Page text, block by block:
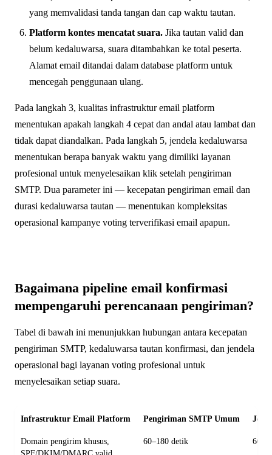
yang memvalidasi tanda tangan dan cap waktu tautan.
Platform kontes mencatat suara. Jika tautan valid dan
belum kedaluwarsa, suara ditambahkan ke total peserta.
Alamat email ditandai dalam database platform untuk
mencegah penggunaan ulang.
Pada langkah 3, kualitas infrastruktur email platform
menentukan apakah langkah 4 cepat dan andal atau lambat dan
tidak dapat diandalkan. Pada langkah 5, jendela kedaluwarsa
menentukan berapa banyak waktu yang dimiliki layanan
profesional untuk menyelesaikan klik setelah pengiriman
SMTP. Dua parameter ini — kecepatan pengiriman email dan
durasi kedaluwarsa tautan — menentukan kompleksitas
operasional kampanye voting terverifikasi email apapun.
Bagaimana pipeline email konfirmasi
mempengaruhi perencanaan pengiriman?
Tabel di bawah ini menunjukkan hubungan antara kecepatan
pengiriman SMTP, kedaluwarsa tautan konfirmasi, dan jendela
operasional bagi layanan voting profesional untuk
menyelesaikan setiap suara.
Infrastruktur Email Platform Pengiriman SMTP Umum
Domain pengirim khusus,
60–180 detik 60